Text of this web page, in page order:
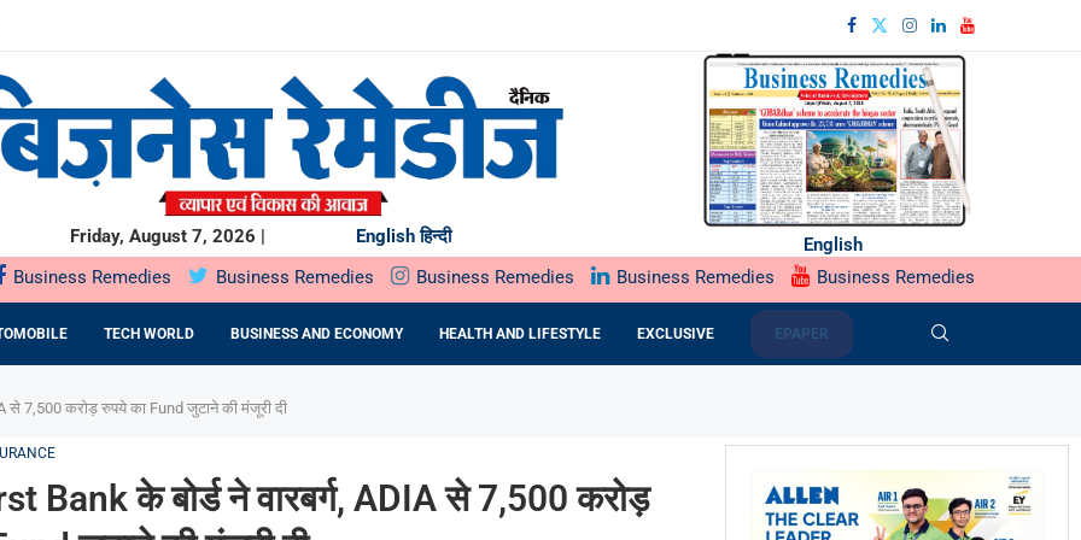
से ज्यादा भारतीय...
बचेंगे ₹40,000 करोड़;...
खरीदेगा...
Friday, August 7, 2026 | English हिन्दी
English
Business Remedies Business Remedies Business Remedies Business Remedies Business Remedies
TECH WORLD BUSINESS AND ECONOMY HEALTH AND LIFESTYLE EXCLUSIVE EPAPER
से 7,500 करोड़ रुपये का Fund जुटाने की मंजूरी दी
Bank के बोर्ड ने वारबर्ग, ADIA से 7,500 करोड़